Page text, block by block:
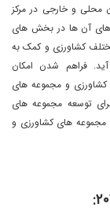
محلی و خارجی در مرکز
های آن ها در بخش های
کشاورزی و کمک به
فراهم شدن امکان
کشاورزی و مجموعه های
توسعه مجموعه های
مجموعه های کشاورزی و